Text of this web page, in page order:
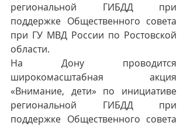
региональной ГИБДД при
поддержке Общественного совета
при ГУ МВД России по Ростовской
области.
На Дону проводится
широкомасштабная акция
«Внимание, дети» по инициативе
региональной ГИБДД при
поддержке Общественного совета